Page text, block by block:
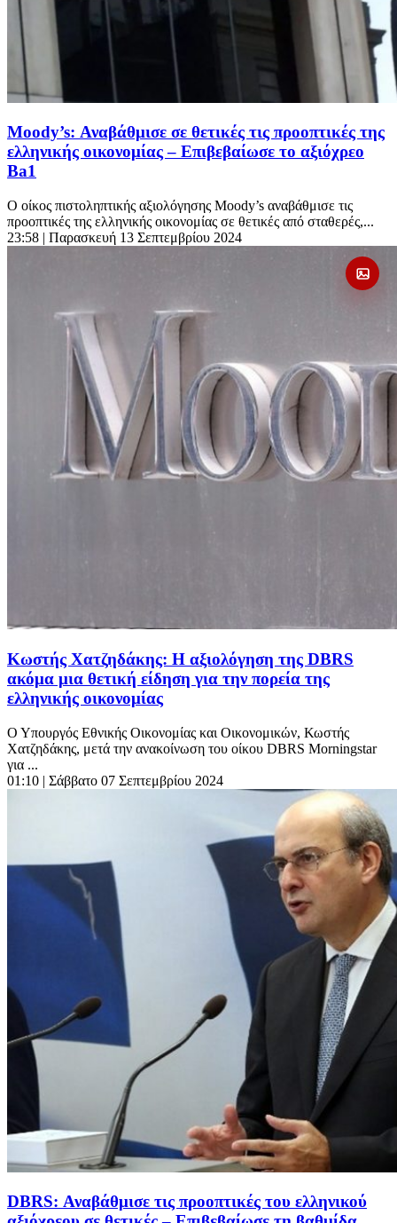
Moody’s: Αναβάθμισε σε θετικές τις προοπτικές της
ελληνικής οικονομίας – Επιβεβαίωσε το αξιόχρεο
Ba1
Ο οίκος πιστοληπτικής αξιολόγησης Moody’s αναβάθμισε τις
προοπτικές της ελληνικής οικονομίας σε θετικές από σταθερές,...
23:58 | Παρασκευή 13 Σεπτεμβρίου 2024
Κωστής Χατζηδάκης: Η αξιολόγηση της DBRS
ακόμα μια θετική είδηση για την πορεία της
ελληνικής οικονομίας
Ο Υπουργός Εθνικής Οικονομίας και Οικονομικών, Κωστής
Χατζηδάκης, μετά την ανακοίνωση του οίκου DBRS Morningstar
για ...
01:10 | Σάββατο 07 Σεπτεμβρίου 2024
DBRS: Αναβάθμισε τις προοπτικές του ελληνικού